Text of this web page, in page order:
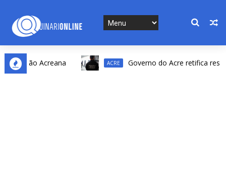
Acreana ACRE Governo do Acre retifica resultado